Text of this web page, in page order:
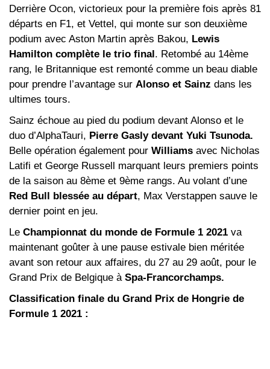
Derrière Ocon, victorieux pour la première fois après 81
départs en F1, et Vettel, qui monte sur son deuxième
podium avec Aston Martin après Bakou, Lewis
Hamilton complète le trio final. Retombé au 14ème
rang, le Britannique est remonté comme un beau diable
pour prendre l’avantage sur Alonso et Sainz dans les
ultimes tours.
Sainz échoue au pied du podium devant Alonso et le
duo d’AlphaTauri, Pierre Gasly devant Yuki Tsunoda.
Belle opération également pour Williams avec Nicholas
Latifi et George Russell marquant leurs premiers points
de la saison au 8ème et 9ème rangs. Au volant d’une
Red Bull blessée au départ, Max Verstappen sauve le
dernier point en jeu.
Le Championnat du monde de Formule 1 2021 va
maintenant goûter à une pause estivale bien méritée
avant son retour aux affaires, du 27 au 29 août, pour le
Grand Prix de Belgique à Spa-Francorchamps.
Classification finale du Grand Prix de Hongrie de
Formule 1 2021 :